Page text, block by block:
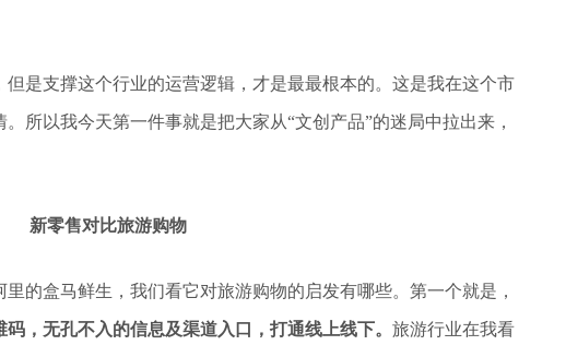
是支撑这个行业的运营逻辑，才是最最根本的。这是我在这个市
所以我今天第一件事就是把大家从“文创产品”的迷局中拉出来，
新零售对比旅游购物
的盒马鲜生，我们看它对旅游购物的启发有哪些。第一个就是，
码，无孔不入的信息及渠道入口，打通线上线下。 旅游行业在我看